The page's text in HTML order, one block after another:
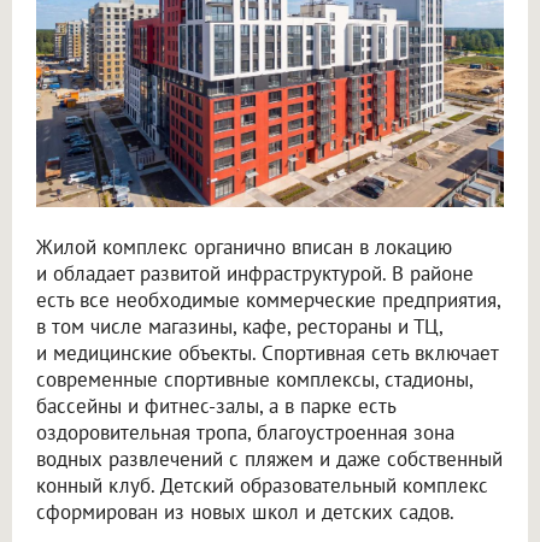
Жилой комплекс органично вписан в локацию
и обладает развитой инфраструктурой. В районе
есть все необходимые коммерческие предприятия,
в том числе магазины, кафе, рестораны и ТЦ,
и медицинские объекты. Спортивная сеть включает
современные спортивные комплексы, стадионы,
бассейны и фитнес-залы, а в парке есть
оздоровительная тропа, благоустроенная зона
водных развлечений с пляжем и даже собственный
конный клуб. Детский образовательный комплекс
сформирован из новых школ и детских садов.